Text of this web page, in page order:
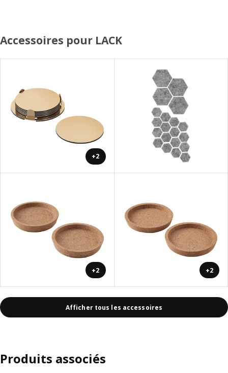
Accessoires pour LACK
+2
+2 +2
Afficher tous les accessoires
Produits associés